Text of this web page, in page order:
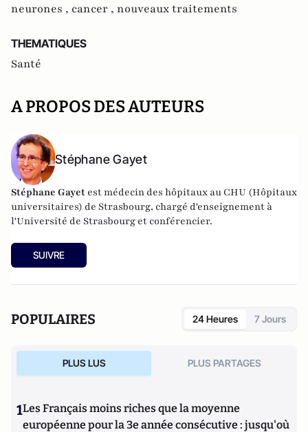
neurones , cancer , nouveaux traitements
THEMATIQUES
Santé
A PROPOS DES AUTEURS
Stéphane Gayet
Stéphane Gayet est médecin des hôpitaux au CHU (Hôpitaux
universitaires) de Strasbourg, chargé d'enseignement à
l'Université de Strasbourg et conférencier.
SUIVRE
POPULAIRES 24 Heures 7 Jours
PLUS LUS PLUS PARTAGES
1Les Français moins riches que la moyenne
européenne pour la 3e année consécutive : jusqu'où